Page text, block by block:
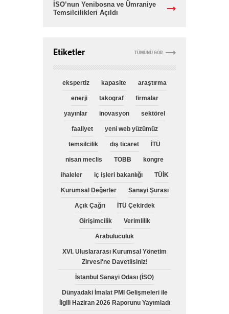
İSO’nun Yenibosna ve Ümraniye
Temsilcilikleri Açıldı
TÜMÜNÜ GÖR
Etiketler
ekspertiz kapasite araştırma
enerji takograf firmalar
yayınlar inovasyon sektörel
faaliyet yeni web yüzümüz
temsilcilik dış ticaret İTÜ
nisan meclis TOBB kongre
ihaleler iç işleri bakanlığı TÜİK
Kurumsal Değerler Sanayi Şurası
Açık Çağrı İTÜ Çekirdek
Girişimcilik Verimlilik
Arabuluculuk
XVI. Uluslararası Kurumsal Yönetim
Zirvesi'ne Davetlisiniz!
İstanbul Sanayi Odası (İSO)
Dünyadaki İmalat PMI Gelişmeleri ile
İlgili Haziran 2026 Raporunu Yayımladı